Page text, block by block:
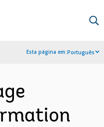
Esta página em:Português